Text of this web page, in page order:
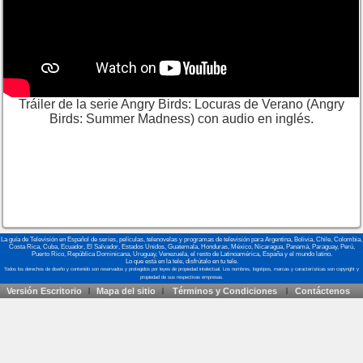
Tráiler de la serie Angry Birds: Locuras de Verano (Angry
Birds: Summer Madness) con audio en inglés.
La guía de Televisión en Español de series, películas, telenovelas y programas de televisión para Argentina, Bolivia, Chile, Colombia,
Costa Rica, Cuba, Ecuador, El Salvador, Estados Unidos, Guatemala, Honduras, México, Nicaragua, Panamá, Paraguay, Perú,
Puerto Rico, República Dominicana, Uruguay, Venezuela, el resto de Latinoamérica, España y el mundo latino.
Lo que está en la tele, disfrútalo en tu tele.
Versión Escritorio Mapa del sitio Términos y Condiciones Contáctenos